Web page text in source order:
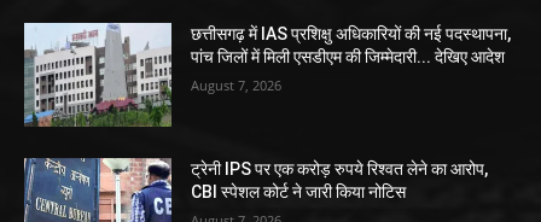
छत्तीसगढ़ में IAS प्रशिक्षु अधिकारियों की नई पदस्थापना,
पांच जिलों में मिली एसडीएम की जिम्मेदारी... देखिए आदेश
August 7, 2026
ट्रेनी IPS पर एक करोड़ रुपये रिश्वत लेने का आरोप,
CBI स्पेशल कोर्ट ने जारी किया नोटिस